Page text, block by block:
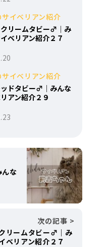
イベリアン紹介
リームタビー♂｜み
ベリアン紹介２７
イベリアン紹介
ドタビー♂｜みんな
アン紹介２９
な
次の記事
リームタビー♂｜み
ベリアン紹介２７